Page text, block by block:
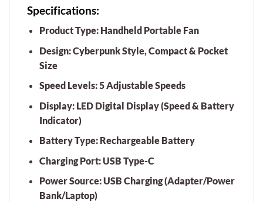
Specifications:
Product Type:Handheld Portable Fan
Design:Cyberpunk Style, Compact & Pocket
Size
Speed Levels:5 Adjustable Speeds
Display:LED Digital Display (Speed & Battery
Indicator)
Battery Type:Rechargeable Battery
Charging Port:USB Type-C
Power Source:USB Charging (Adapter/Power
Bank/Laptop)